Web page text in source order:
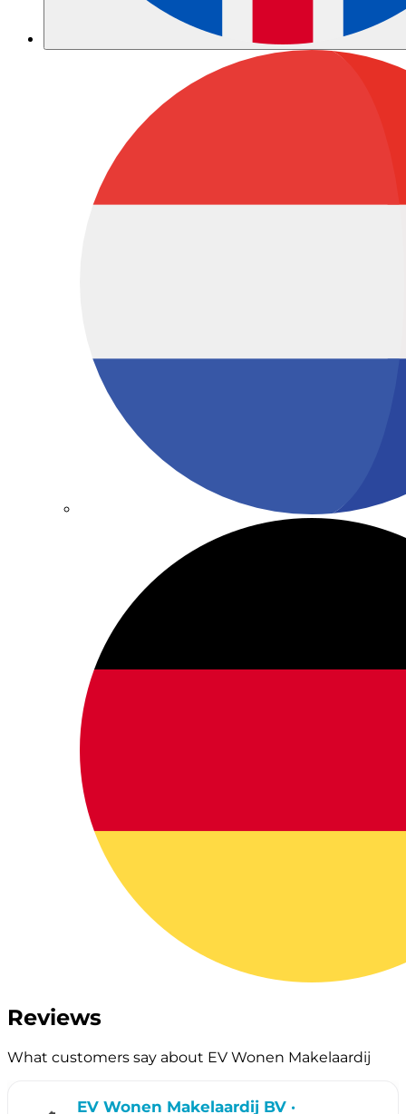
Reviews
What customers say about EV Wonen Makelaardij